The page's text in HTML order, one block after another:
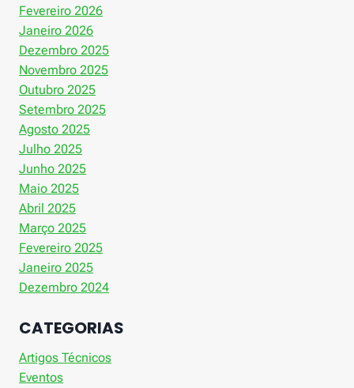
Fevereiro 2026
Janeiro 2026
Dezembro 2025
Novembro 2025
Outubro 2025
Setembro 2025
Agosto 2025
Julho 2025
Junho 2025
Maio 2025
Abril 2025
Março 2025
Fevereiro 2025
Janeiro 2025
Dezembro 2024
CATEGORIAS
Artigos Técnicos
Eventos